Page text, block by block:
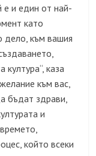
е и един от най-
като
дело, към вашия
култура“, каза
към вас,
бъдат здрави,
и
който всеки